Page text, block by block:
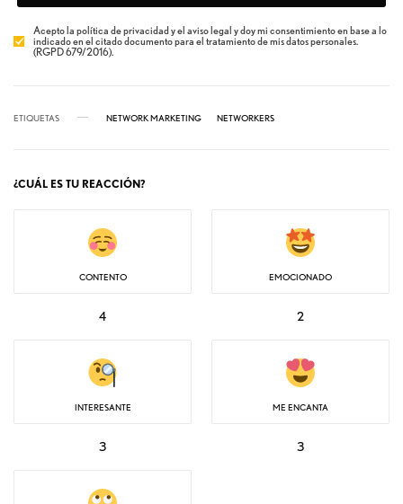
Acepto la política de privacidad y el aviso legal y doy mi consentimiento en base a lo
indicado en el citado documento para el tratamiento de mis datos personales.
(RGPD 679/2016).
ETIQUETAS NETWORK MARKETING NETWORKERS
¿CUÁL ES TU REACCIÓN?
CONTENTO
4
EMOCIONADO
2
INTERESANTE
3
ME ENCANTA
3